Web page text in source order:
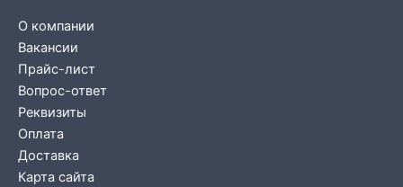
О компании
Вакансии
Прайс-лист
Вопрос-ответ
Реквизиты
Оплата
Доставка
Карта сайта